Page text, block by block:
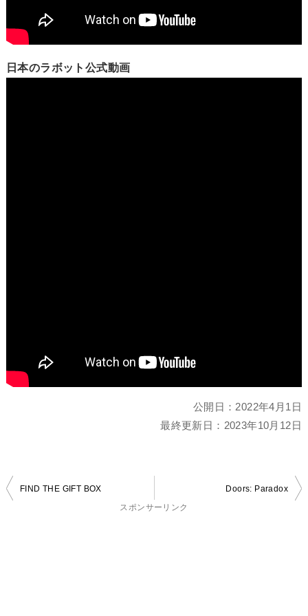
日本のラボット公式動画
公開日： 2022年4月1日
最終更新日： 2023年10月12日
投
FIND THE GIFT BOX
Doors: Paradox
スポンサーリンク